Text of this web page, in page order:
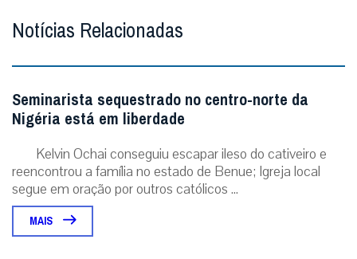
Notícias Relacionadas
Seminarista sequestrado no centro-norte da
Nigéria está em liberdade
Kelvin Ochai conseguiu escapar ileso do cativeiro e
reencontrou a família no estado de Benue; Igreja local
segue em oração por outros católicos ...
MAIS